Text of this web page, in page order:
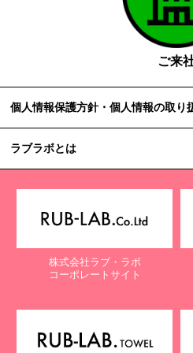
ご来
個人情報保護方針・個人情報の取り
ラブラボとは
株式会社ラブ・ラボ
コーポレートサイト